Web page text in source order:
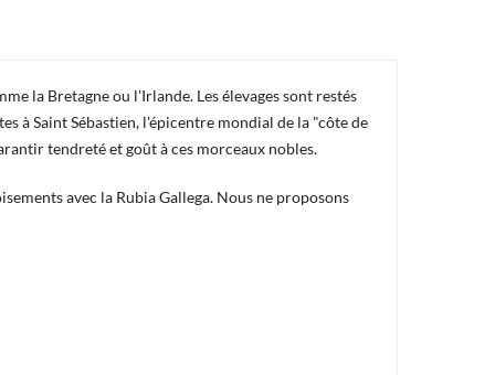
la Bretagne ou l'Irlande. Les élevages sont restés
à Saint Sébastien, l'épicentre mondial de la "côte de
tendreté et goût à ces morceaux nobles.
avec la Rubia Gallega. Nous ne proposons